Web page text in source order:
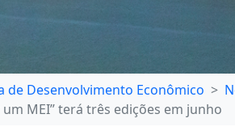
de Desenvolvimento Econômico
MEI” terá três edições em junho